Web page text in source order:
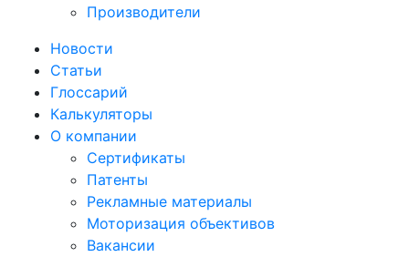
Производители
Новости
Статьи
Глоссарий
Калькуляторы
О компании
Сертификаты
Патенты
Рекламные материалы
Моторизация объективов
Вакансии